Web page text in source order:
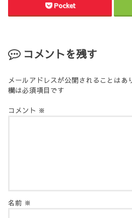
Pocket
コメントを残す
メールアドレスが公開されることはあ
欄は必須項目です
コメント ※
名前 ※